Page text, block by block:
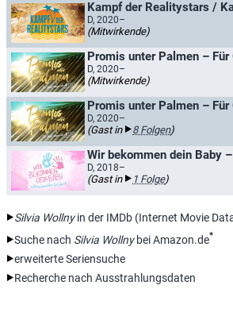
D, 2020–
(Mitwirkende)
D, 2020–
(Mitwirkende)
D, 2020–
(Gast in 8 Folgen)
Wir bekommen dein Baby
D, 2018–
(Gast in 1 Folge)
Silvia Wollnyin der IMDb (Internet Movie
Suche nach Silvia Wollnybei Amazon.de*
erweiterte Seriensuche
Recherche nach Ausstrahlungsdaten